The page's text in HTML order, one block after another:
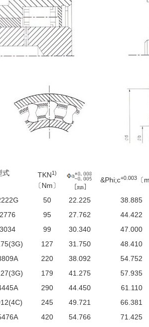
式 TKN1)
〔Nm〕
&Phi;c+0.003〔
50 22.225 38.885
95 27.762 44.422
99 30.340 47.000
127 31.750 48.410
220 38.092 54.752
179 41.275 57.935
290 44.450 61.110
245 49.721 66.381
420 54.766 71.425